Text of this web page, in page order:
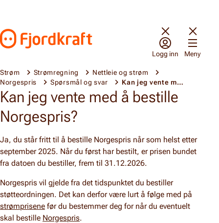
Gå til forsiden
Logg inn Meny
Strøm Strømregning
Nettleie og strøm
Norgespris
Spørsmål og svar Kan jeg vente med å bestille?
Kan jeg vente med å bestille
Norgespris?
Ja, du står fritt til å bestille Norgespris når som helst etter
september 2025. Når du først har bestilt, er prisen bundet
fra datoen du bestiller, frem til 31.12.2026.
Norgespris vil gjelde fra det tidspunktet du bestiller
støtteordningen. Det kan derfor være lurt å følge med på
strømprisene før du bestemmer deg for når du eventuelt
skal bestille Norgespris.